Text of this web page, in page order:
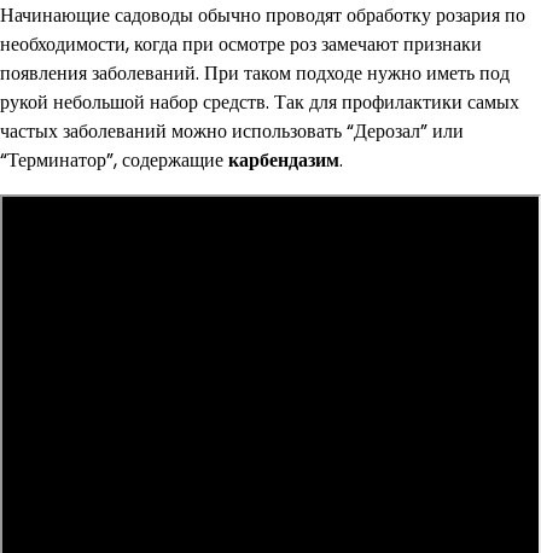
Начинающие садоводы обычно проводят обработку розария по
необходимости, когда при осмотре роз замечают признаки
появления заболеваний. При таком подходе нужно иметь под
рукой небольшой набор средств. Так для профилактики самых
частых заболеваний можно использовать “Дерозал” или
“Терминатор”, содержащиекарбендазим.